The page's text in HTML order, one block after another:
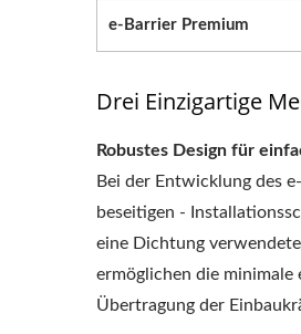
e-Barrier Premium
Drei Einzigartige
Robustes Design für
Bei der Entwicklung des
beseitigen -
eine Dichtung
ermöglichen die minimale
Übertragung der